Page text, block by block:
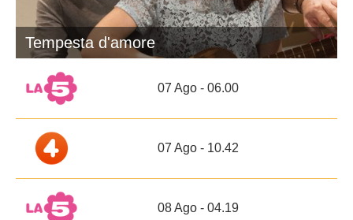
Tempesta d'amore
07 Ago - 06.00
07 Ago - 10.42
08 Ago - 04.19